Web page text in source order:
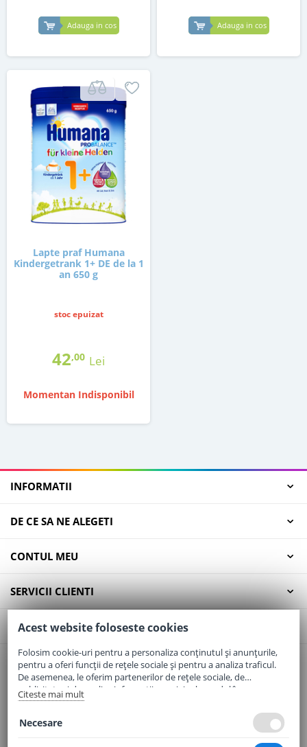
Adauga in cos Adauga in cos
Lapte praf Humana
Kindergetrank 1+ DE de la 1
an 650 g
stoc epuizat
42,00 Lei
Momentan Indisponibil
INFORMATII
DE CE SA NE ALEGETI
CONTUL MEU
SERVICII CLIENTI
CONTACT
Email:office@elaptepraf.ro
Telefon:0745-964-449
Adresa:Sos. Borsului, Nr. 20, Oradea, Jud. Bihor
Acest website foloseste cookies
Folosim cookie-uri pentru a personaliza conținutul și anunțurile,
pentru a oferi funcții de rețele sociale și pentru a analiza traficul.
De asemenea, le oferim partenerilor de rețele sociale, de
publicitate și de analize informații cu privire la modul în care
folosiți site-ul nostru. Aceștia le pot combina cu alte informații
Citeste mai mult
Necesare